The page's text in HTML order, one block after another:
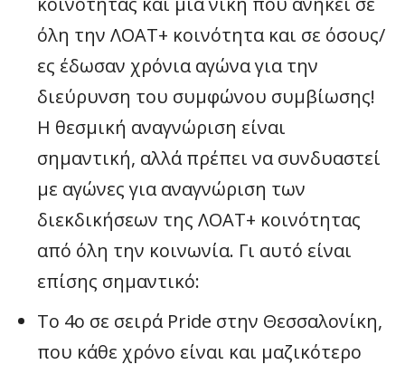
όλη την ΛΟΑΤ+ κοινότητα και σε όσους/
ες έδωσαν χρόνια αγώνα για την
διεύρυνση του συμφώνου συμβίωσης!
Η θεσμική αναγνώριση είναι
σημαντική, αλλά πρέπει να συνδυαστεί
με αγώνες για αναγνώριση των
διεκδικήσεων της ΛΟΑΤ+ κοινότητας
από όλη την κοινωνία. Γι αυτό είναι
επίσης σημαντικό:
Το 4ο σε σειρά Pride στην Θεσσαλονίκη,
που κάθε χρόνο είναι και μαζικότερο